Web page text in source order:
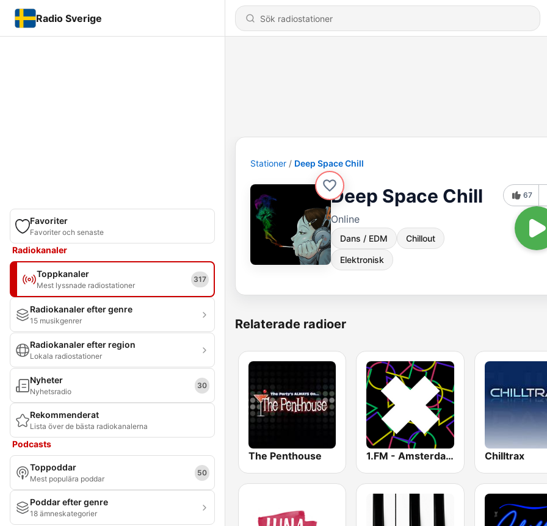
Radio Sverige
Favoriter
Favoriter och senaste
Radiokanaler
Toppkanaler
Mest lyssnade radiostationer
317
Radiokanaler efter genre
15 musikgenrer
Radiokanaler efter region
Lokala radiostationer
Nyheter
Nyhetsradio
30
Rekommenderat
Lista över de bästa radiokanalerna
Podcasts
Toppoddar
Mest populära poddar
50
Poddar efter genre
18 ämneskategorier
Stationer Deep Space Chill
Deep Space Chill
Online
Dans / EDM Chillout
Elektronisk
67
Relaterade radioer
The Penthouse 1.FM - Amsterdam Trance Chilltrax